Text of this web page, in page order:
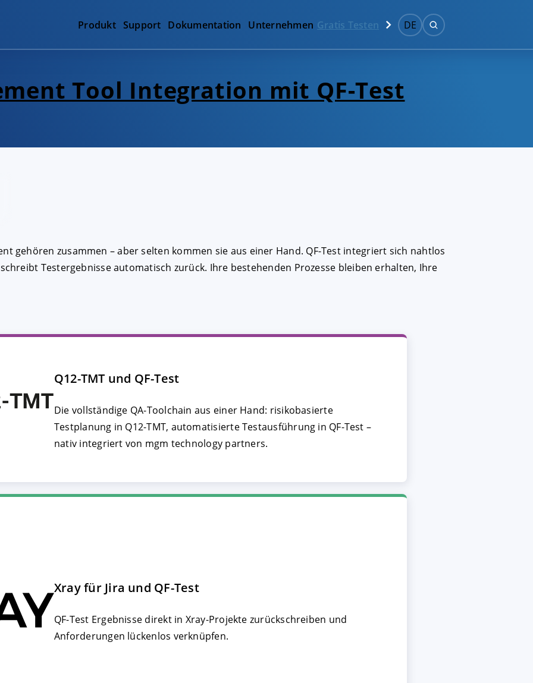
Produkt Support Dokumentation Unternehmen Gratis Testen DE
Tool Integration mit QF-Test
gehören zusammen – aber selten kommen sie aus einer Hand. QF-Test integriert sich nahtlos
Testergebnisse automatisch zurück. Ihre bestehenden Prozesse bleiben erhalten, Ihre
Q12-TMT und QF-Test
Die vollständige QA-Toolchain aus einer Hand: risikobasierte
Testplanung in Q12-TMT, automatisierte Testausführung in QF-Test –
nativ integriert von mgm technology partners.
Xray für Jira und QF-Test
QF-Test Ergebnisse direkt in Xray-Projekte zurückschreiben und
Anforderungen lückenlos verknüpfen.